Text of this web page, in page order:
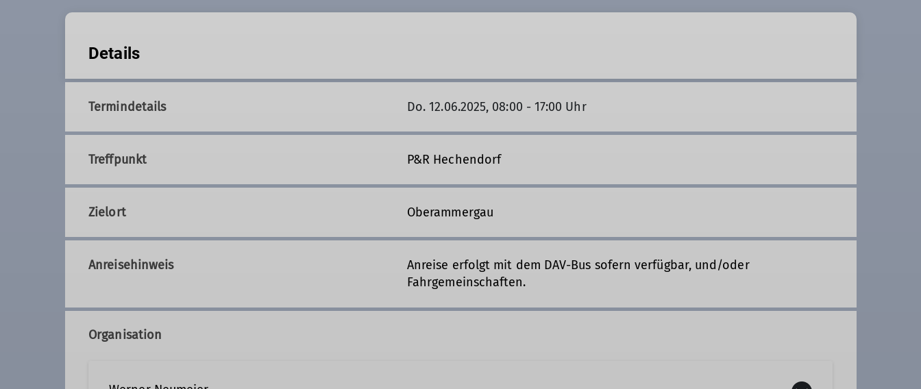
Details
Termindetails Do. 12.06.2025, 08:00 - 17:00 Uhr
Treffpunkt P&R Hechendorf
Zielort Oberammergau
Anreisehinweis
Anreise erfolgt mit dem DAV-Bus sofern verfügbar, und/oder
Fahrgemeinschaften.
Organisation